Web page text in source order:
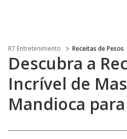
R7 Entretenimento Receitas de Pesos
Descubra a
Incrível de
Mandioca